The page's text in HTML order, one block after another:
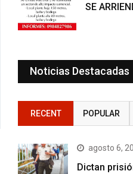
SE
Noticias Destacadas
RECENT POPULAR
agosto 6,
Dictan